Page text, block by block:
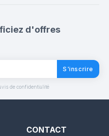
d'offres
S'inscrire
de confidentialité
CONTACT